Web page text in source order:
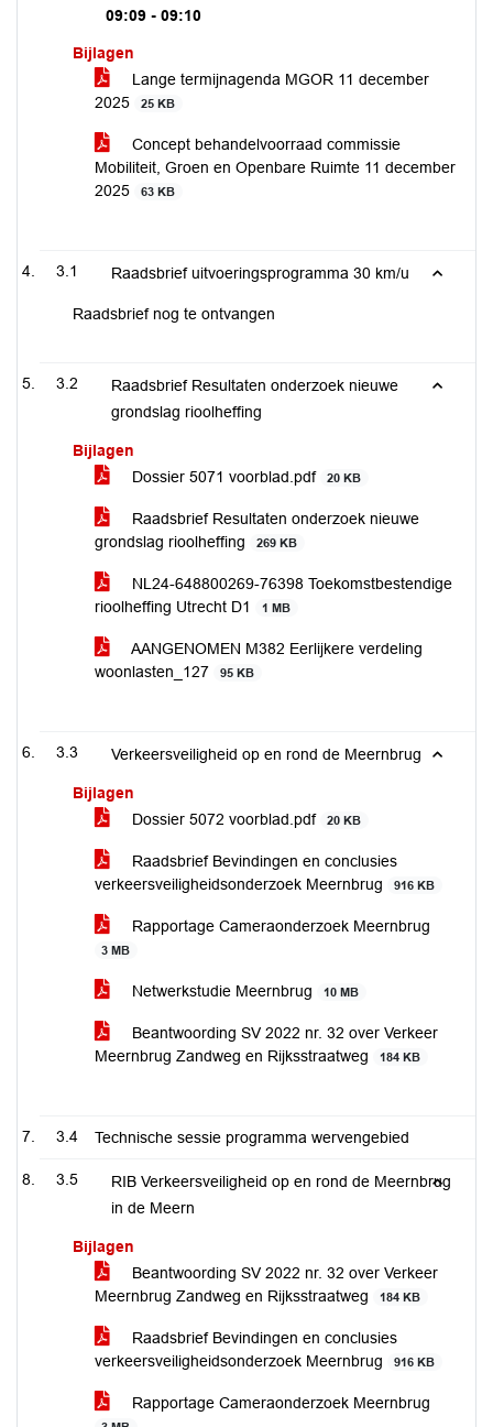
09:09 - 09:10
Bijlagen
Lange termijnagenda MGOR 11 december
2025
25 KB
Concept behandelvoorraad commissie
Mobiliteit, Groen en Openbare Ruimte 11 december
2025
63 KB
3.1 Raadsbrief uitvoeringsprogramma 30 km/u
Raadsbrief nog te ontvangen
3.2
Raadsbrief Resultaten onderzoek nieuwe
grondslag rioolheffing
Bijlagen
Dossier 5071 voorblad.pdf
20 KB
Raadsbrief Resultaten onderzoek nieuwe
grondslag rioolheffing
269 KB
NL24-648800269-76398 Toekomstbestendige
rioolheffing Utrecht D1
1 MB
AANGENOMEN M382 Eerlijkere verdeling
woonlasten_127
95 KB
3.3 Verkeersveiligheid op en rond de Meernbrug
Bijlagen
Dossier 5072 voorblad.pdf
20 KB
Raadsbrief Bevindingen en conclusies
verkeersveiligheidsonderzoek Meernbrug
916 KB
Rapportage Cameraonderzoek Meernbrug
3 MB
Netwerkstudie Meernbrug 10 MB
Beantwoording SV 2022 nr. 32 over Verkeer
Meernbrug Zandweg en Rijksstraatweg
184 KB
3.4 Technische sessie programma wervengebied
3.5
RIB Verkeersveiligheid op en rond de Meernbrug
in de Meern
Bijlagen
Beantwoording SV 2022 nr. 32 over Verkeer
Meernbrug Zandweg en Rijksstraatweg
184 KB
Raadsbrief Bevindingen en conclusies
verkeersveiligheidsonderzoek Meernbrug
916 KB
Rapportage Cameraonderzoek Meernbrug